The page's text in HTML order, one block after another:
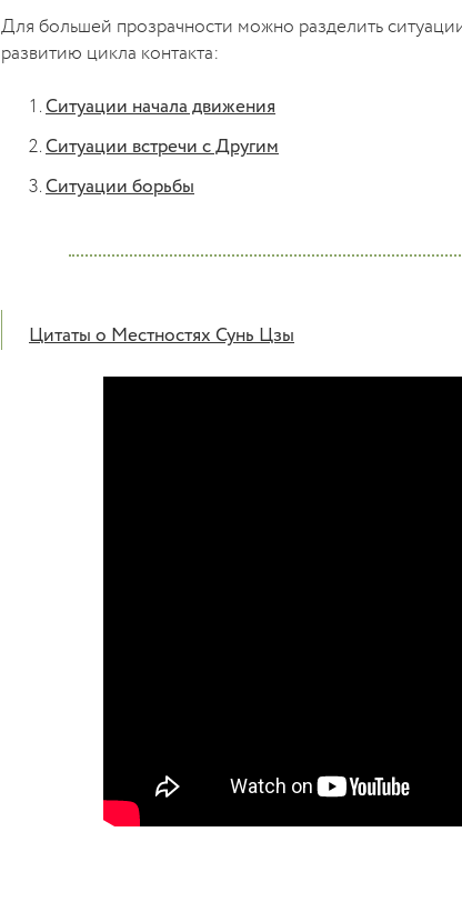
Для большей прозрачности можно разделить
развитию цикла контакта:
Ситуации начала движения
Ситуации встречи с Другим
Ситуации борьбы
Цитаты о Местностях Сунь Цзы